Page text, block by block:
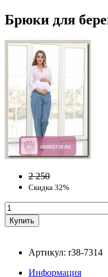
Брюки для
2 250
Скидка 32%
Артикул: r38-7314
Информация